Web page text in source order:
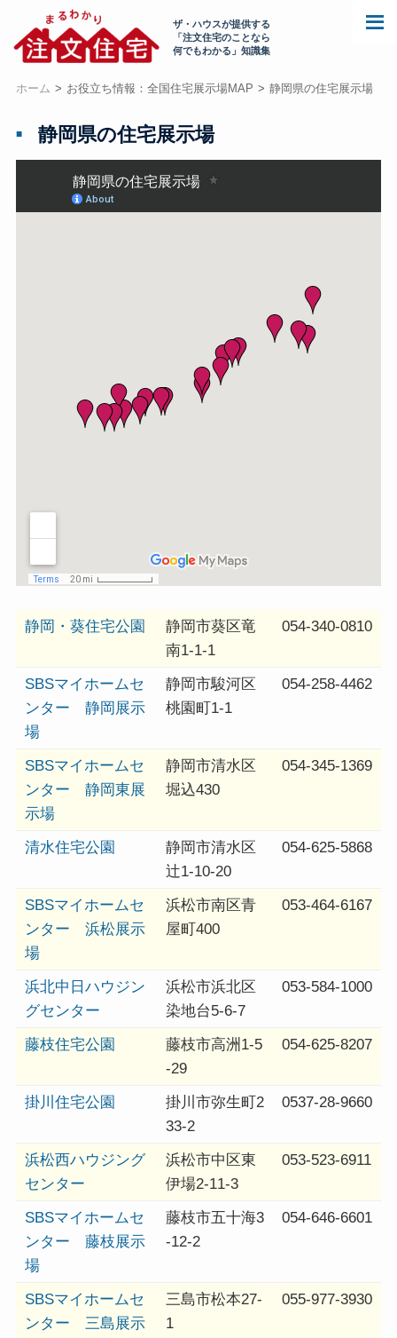
ザ・ハウスが提供する
「注文住宅のことなら
何でもわかる」知識集
ホーム お役立ち情報：全国住宅展示場MAP 静岡県の住宅展示場
静岡県の住宅展示場
静岡・葵住宅公園
静岡市葵区竜
南1-1-1
054-340-0810
SBSマイホームセ
ンター 静岡展示
場
静岡市駿河区
桃園町1-1
054-258-4462
SBSマイホームセ
ンター 静岡東展
示場
静岡市清水区
堀込430
054-345-1369
清水住宅公園
静岡市清水区
辻1-10-20
054-625-5868
SBSマイホームセ
ンター 浜松展示
場
浜松市南区青
屋町400
053-464-6167
浜北中日ハウジン
グセンター
浜松市浜北区
染地台5-6-7
053-584-1000
藤枝住宅公園
藤枝市高洲1-5
-29
054-625-8207
掛川住宅公園
掛川市弥生町2
33-2
0537-28-9660
浜松西ハウジング
センター
浜松市中区東
伊場2-11-3
053-523-6911
SBSマイホームセ
ンター 藤枝展示
場
藤枝市五十海3
-12-2
054-646-6601
SBSマイホームセ
ンター 三島展示
三島市松本27-
1
055-977-3930